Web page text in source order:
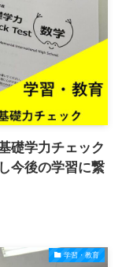
礎学力チェック
今後の学習に繋
学習・教育